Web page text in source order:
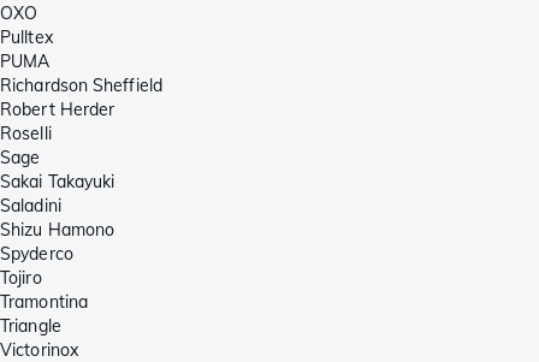
OXO
Pulltex
PUMA
Richardson Sheffield
Robert Herder
Roselli
Sage
Sakai Takayuki
Saladini
Shizu Hamono
Spyderco
Tojiro
Tramontina
Triangle
Victorinox